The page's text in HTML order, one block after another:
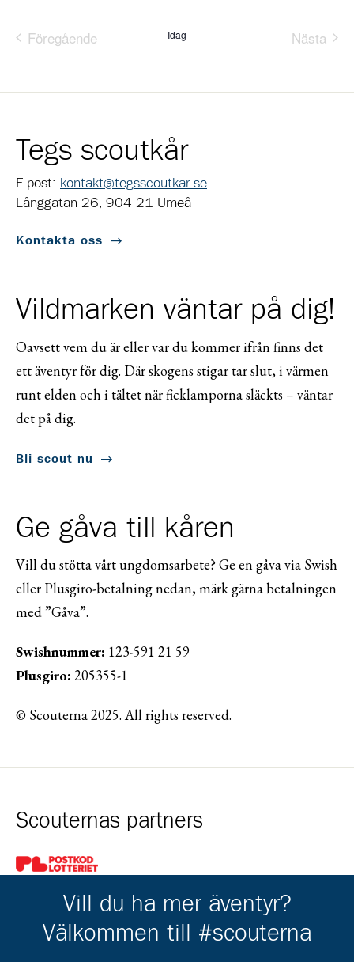
Föregående
Idag
Nästa
Tegs scoutkår
E-post: kontakt@tegsscoutkar.se
Långgatan 26, 904 21 Umeå
Kontakta oss
Vildmarken väntar på dig!
Oavsett vem du är eller var du kommer ifrån finns det
ett äventyr för dig. Där skogens stigar tar slut, i värmen
runt elden och i tältet när ficklamporna släckts – väntar
det på dig.
Bli scout nu
Ge gåva till kåren
Vill du stötta vårt ungdomsarbete? Ge en gåva via Swish
eller Plusgiro-betalning nedan, märk gärna betalningen
med ”Gåva”.
Swishnummer: 123-591 21 59
Plusgiro: 205355-1
© Scouterna 2025. All rights reserved.
Scouternas partners
Gå till pl_50
Vill du ha mer äventyr?
Välkommen till #scouterna